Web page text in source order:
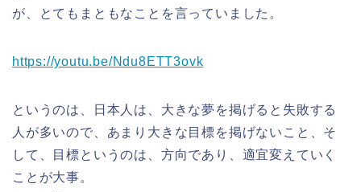
が、とてもまともなことを言っていました。
https://youtu.be/Ndu8ETT3ovk
というのは、日本人は、大きな夢を掲げると失敗する
人が多いので、あまり大きな目標を掲げないこと、そ
して、目標というのは、方向であり、適宜変えていく
ことが大事。